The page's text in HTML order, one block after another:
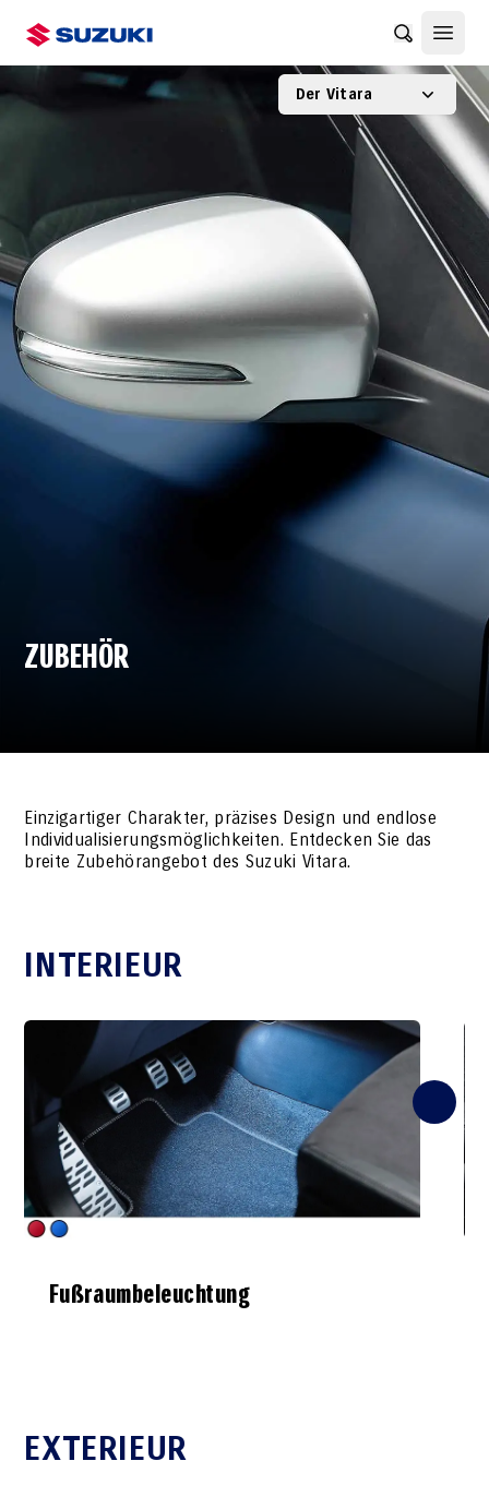
Der Vitara
ZUBEHÖR
Einzigartiger Charakter, präzises Design und endlose
Individualisierungsmöglichkeiten. Entdecken Sie das
breite Zubehörangebot des Suzuki Vitara.
INTERIEUR
Fußraumbeleuchtung
EXTERIEUR